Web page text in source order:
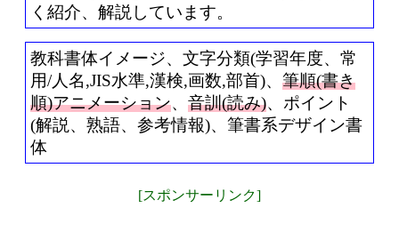
く紹介、解説しています。
教科書体イメージ、文字分類(学習年度、常
用/人名,JIS水準,漢検,画数,部首)、 筆順(書き
順)アニメーション、 音訓(読み)、ポイント
(解説、熟語、参考情報)、筆書系デザイン書
体
[スポンサーリンク]